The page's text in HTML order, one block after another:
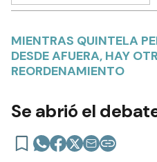
MIENTRAS QUINTELA
DESDE AFUERA, HAY
REORDENAMIENTO
Se abrió el